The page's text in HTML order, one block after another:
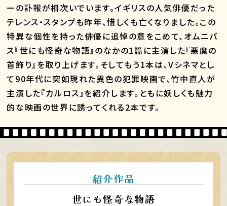
ーの訃報が相次いでいます。イギリスの人気俳優だった
テレンス・スタンプも昨年、惜しくも亡くなりました。この
特異な個性を持った俳優に追悼の意をこめて、オムニバ
ス『世にも怪奇な物語』のなかの1篇に主演した『悪魔の
首飾り』を取り上げます。そしてもう1本は、Vシネマとし
て90年代に突如現れた異色の犯罪映画で、竹中直人が
主演した『カルロス』を紹介します。ともに妖しくも魅力
的な映画の世界に誘ってくれる2本です。
紹介作品
世にも怪奇な物語